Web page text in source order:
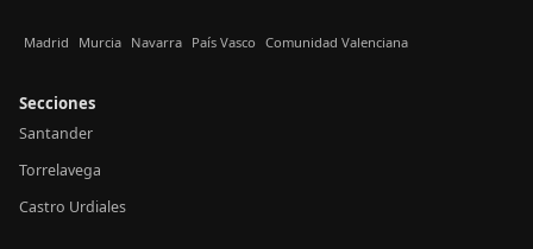
Madrid Murcia Navarra País Vasco Comunidad Valenciana
Secciones
Santander
Torrelavega
Castro Urdiales